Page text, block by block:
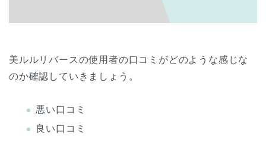
美ルルリバースの使用者の口コミがどのような感じな
のか確認していきましょう。
悪い口コミ
良い口コミ